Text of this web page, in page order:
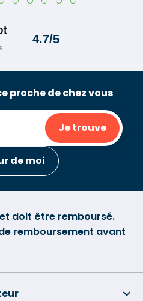
proche de chez vous
Je trouve
de moi
doit être remboursé.
remboursement avant